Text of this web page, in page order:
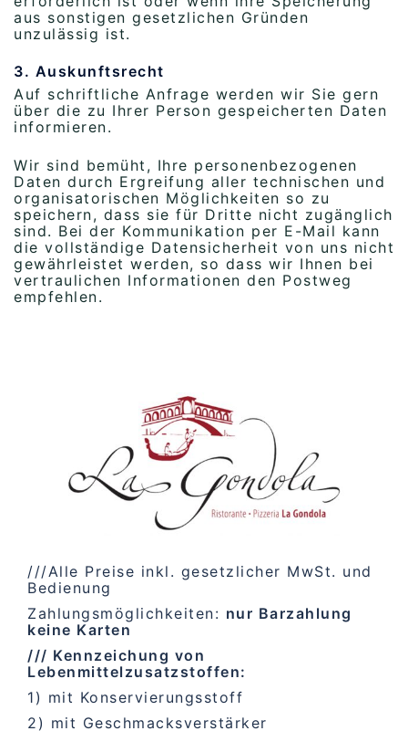
aus sonstigen gesetzlichen Gründen
unzulässig ist.
3. Auskunftsrecht
Auf schriftliche Anfrage werden wir Sie gern
über die zu Ihrer Person gespeicherten Daten
informieren.
Wir sind bemüht, Ihre personenbezogenen
Daten durch Ergreifung aller technischen und
organisatorischen Möglichkeiten so zu
speichern, dass sie für Dritte nicht zugänglich
sind. Bei der Kommunikation per E-Mail kann
die vollständige Datensicherheit von uns nicht
gewährleistet werden, so dass wir Ihnen bei
vertraulichen Informationen den Postweg
empfehlen.
///Alle Preise inkl. gesetzlicher MwSt. und
Bedienung
Zahlungsmöglichkeiten: nur Barzahlung
keine Karten
/// Kennzeichung von
Lebenmittelzusatzstoffen:
1) mit Konservierungsstoff
2) mit Geschmacksverstärker